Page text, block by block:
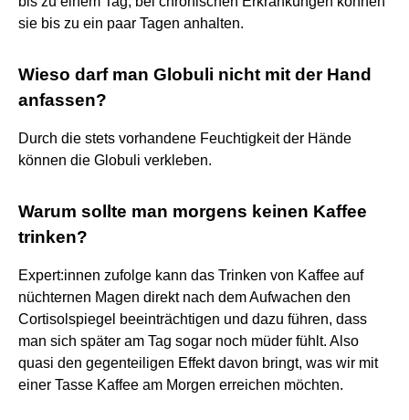
sie bis zu ein paar Tagen anhalten.
Wieso darf man Globuli nicht mit der Hand
anfassen?
Durch die stets vorhandene Feuchtigkeit der Hände
können die Globuli verkleben.
Warum sollte man morgens keinen Kaffee
trinken?
Expert:innen zufolge kann das Trinken von Kaffee auf
nüchternen Magen direkt nach dem Aufwachen den
Cortisolspiegel beeinträchtigen und dazu führen, dass
man sich später am Tag sogar noch müder fühlt. Also
quasi den gegenteiligen Effekt davon bringt, was wir mit
einer Tasse Kaffee am Morgen erreichen möchten.